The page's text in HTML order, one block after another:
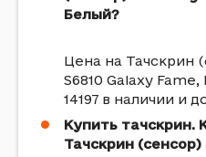
Белый?
Цена на Тачскрин
S6810 Galaxy
14197 в наличии и
Купить тачскрин.
Тачскрин (сенсор)